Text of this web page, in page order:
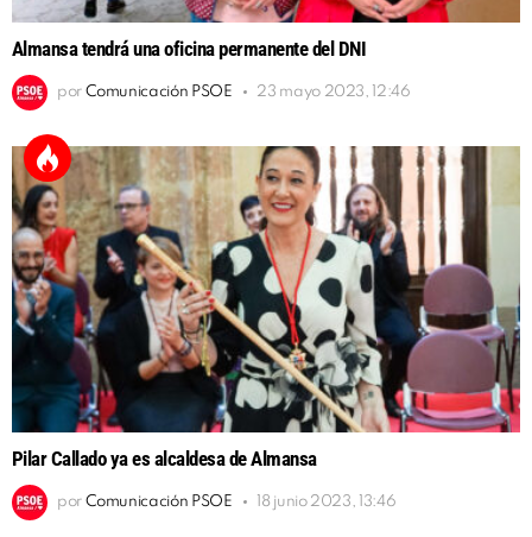
Almansa tendrá una oficina permanente del DNI
por Comunicación PSOE 23 mayo 2023, 12:46
Pilar Callado ya es alcaldesa de Almansa
por Comunicación PSOE 18 junio 2023, 13:46